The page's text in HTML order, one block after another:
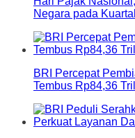
Negara pada
BRI Percepat
Tembus Rp84,36